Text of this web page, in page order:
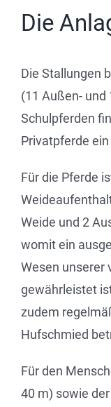
Die
Die Stallungen
(11 Außen- und
Schulpferden
Privatpferde
Für die Pferde
Weide und 2
womit ein
Wesen unserer
gewährleistet
zudem
Hufschmied
Für den
40 m) sowie